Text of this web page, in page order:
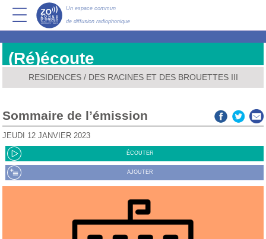
Un espace commun
de diffusion radiophonique
(Ré)écoute
RESIDENCES/ DES RACINES ET DES BROUETTES III
Sommaire de l’émission
JEUDI 12 JANVIER 2023
ÉCOUTER
AJOUTER